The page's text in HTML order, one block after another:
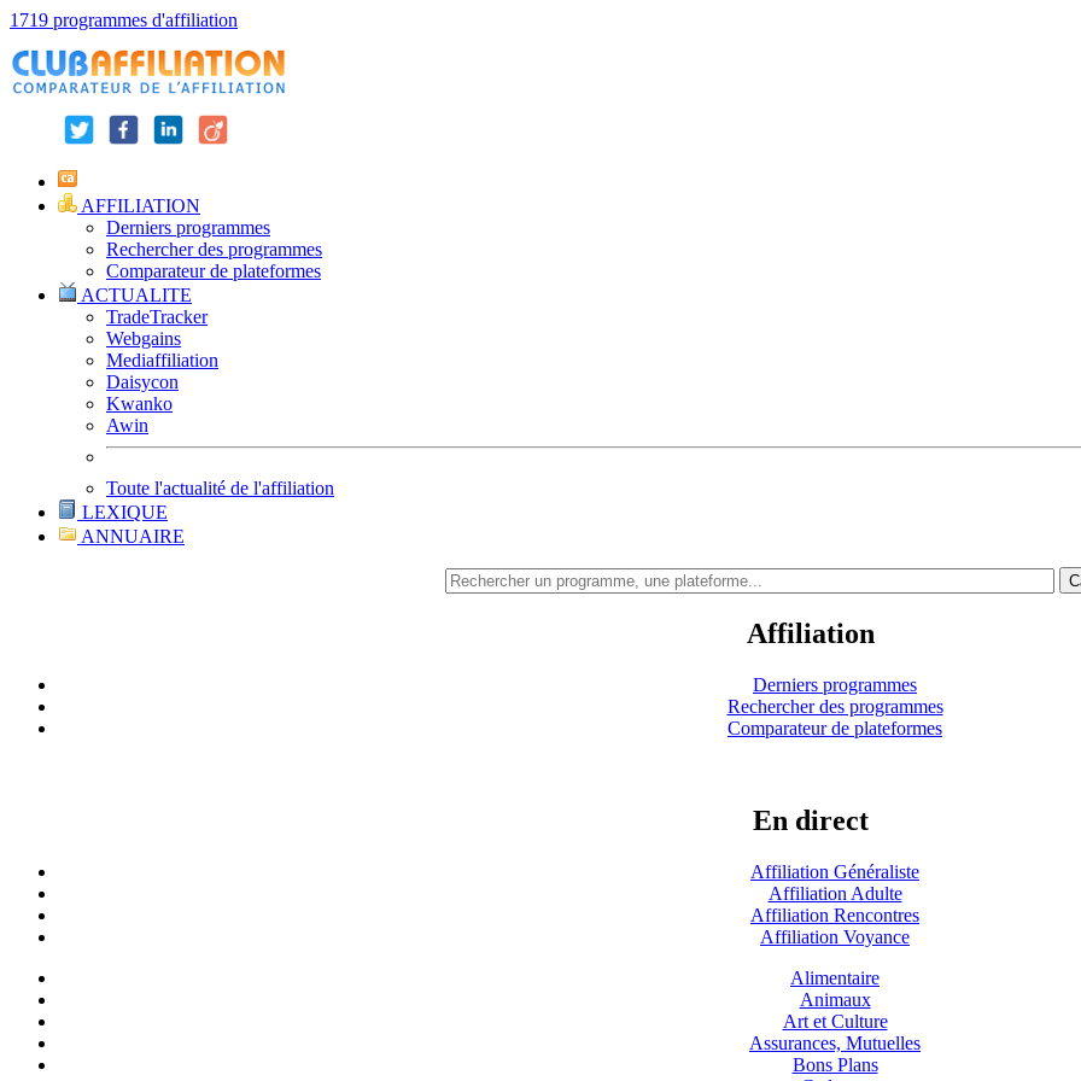
1719 programmes d'affiliation
AFFILIATION
Derniers programmes
Rechercher des programmes
Comparateur de plateformes
ACTUALITE
TradeTracker
Webgains
Mediaffiliation
Daisycon
Kwanko
Awin
Toute l'actualité de l'affiliation
LEXIQUE
ANNUAIRE
Affiliation
Derniers programmes
Rechercher des programmes
Comparateur de plateformes
En direct
Affiliation Généraliste
Affiliation Adulte
Affiliation Rencontres
Affiliation Voyance
Alimentaire
Animaux
Art et Culture
Assurances, Mutuelles
Bons Plans